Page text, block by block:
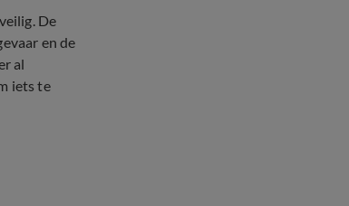
De
en de
al
iets te